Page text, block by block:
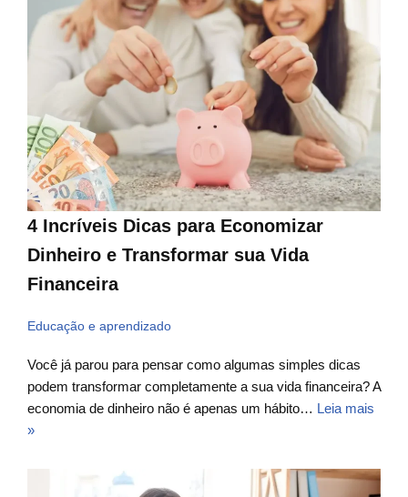
4 Incríveis Dicas para Economizar
Dinheiro e Transformar sua Vida
Financeira
Educação e aprendizado
Você já parou para pensar como algumas simples dicas
podem transformar completamente a sua vida financeira? A
economia de dinheiro não é apenas um hábito… Leia mais
»